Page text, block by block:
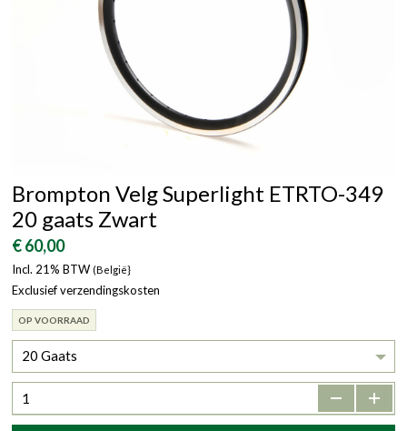
Brompton Velg Superlight ETRTO-349
20 gaats Zwart
€ 60,00
Incl. 21% BTW (België}
Exclusief verzendingskosten
OP VOORRAAD
20 Gaats